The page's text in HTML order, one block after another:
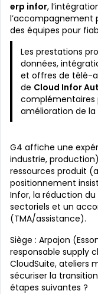
erp infor,
des équipes pour
Les prestations
données,
et offres de télé-
de Cloud Infor
complémentaires
amélioration de
G4 affiche une
industrie,
ressources produit
positionnement
Infor, la réduction
sectoriels et un
(TMA/assistance).
Siège : Arpajon
responsable supply
CloudSuite, ateliers
sécuriser la
étapes suivantes ?